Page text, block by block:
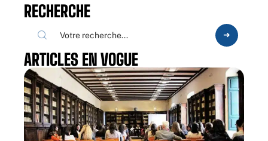
RECHERCHE
ARTICLES EN VOGUE